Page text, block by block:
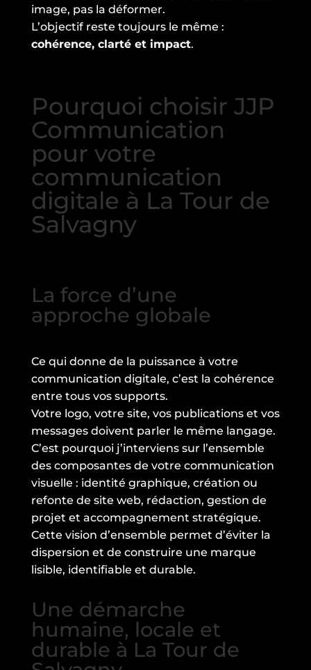
image, pas la déformer.
L’objectif reste toujours le même :
cohérence, clarté et impact.
Pourquoi choisir JJP
Communication
pour votre
communication
digitale à La Tour de
Salvagny
La force d’une
approche globale
Ce qui donne de la puissance à votre
communication digitale, c’est la cohérence
entre tous vos supports.
Votre logo, votre site, vos publications et vos
messages doivent parler le même langage.
C’est pourquoi j’interviens sur l’ensemble
des composantes de votre communication
visuelle : identité graphique, création ou
refonte de site web, rédaction, gestion de
projet et accompagnement stratégique.
Cette vision d’ensemble permet d’éviter la
dispersion et de construire une marque
lisible, identifiable et durable.
Une démarche
humaine, locale et
durable à La Tour de